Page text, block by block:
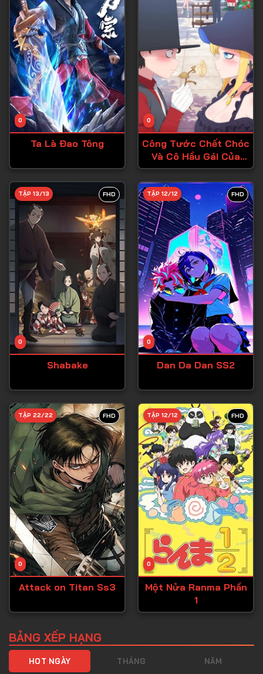
Tập 20
Tập 22
Tập 23
Tập 24
Tập 25
Tập 26
Tập 29
Tập 30
Tập 31
Tập 32
Tập 33
Tập 34
Tập 35
Tập 36
Tập 39
Tập 40
Tập 41
Tập 42
Tập 43
Tập 44
Tập 45
Tập 46
Tập 47
Tập 49
0
Ta Là Đao Tông
0
Công Tước Chết Chóc
Và Cô Hầu Gái Của
Cậu
FHD
0
TẬP 13/13
Shabake
FHD
0
TẬP 12/12
Dan Da Dan SS2
FHD
0
TẬP 22/22
Attack on Titan Ss3
FHD
0
TẬP 12/12
Một Nửa Ranma Phần
1
BẢNG XẾP HẠNG
HOT NGÀY THÁNG NĂM